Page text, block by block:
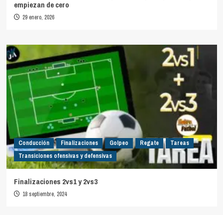
empiezan de cero
29 enero, 2026
Conducción Finalizaciones Golpeo Regate
Tareas
Transiciones ofensivas y defensivas
Finalizaciones 2vs1 y 2vs3
18 septiembre, 2024